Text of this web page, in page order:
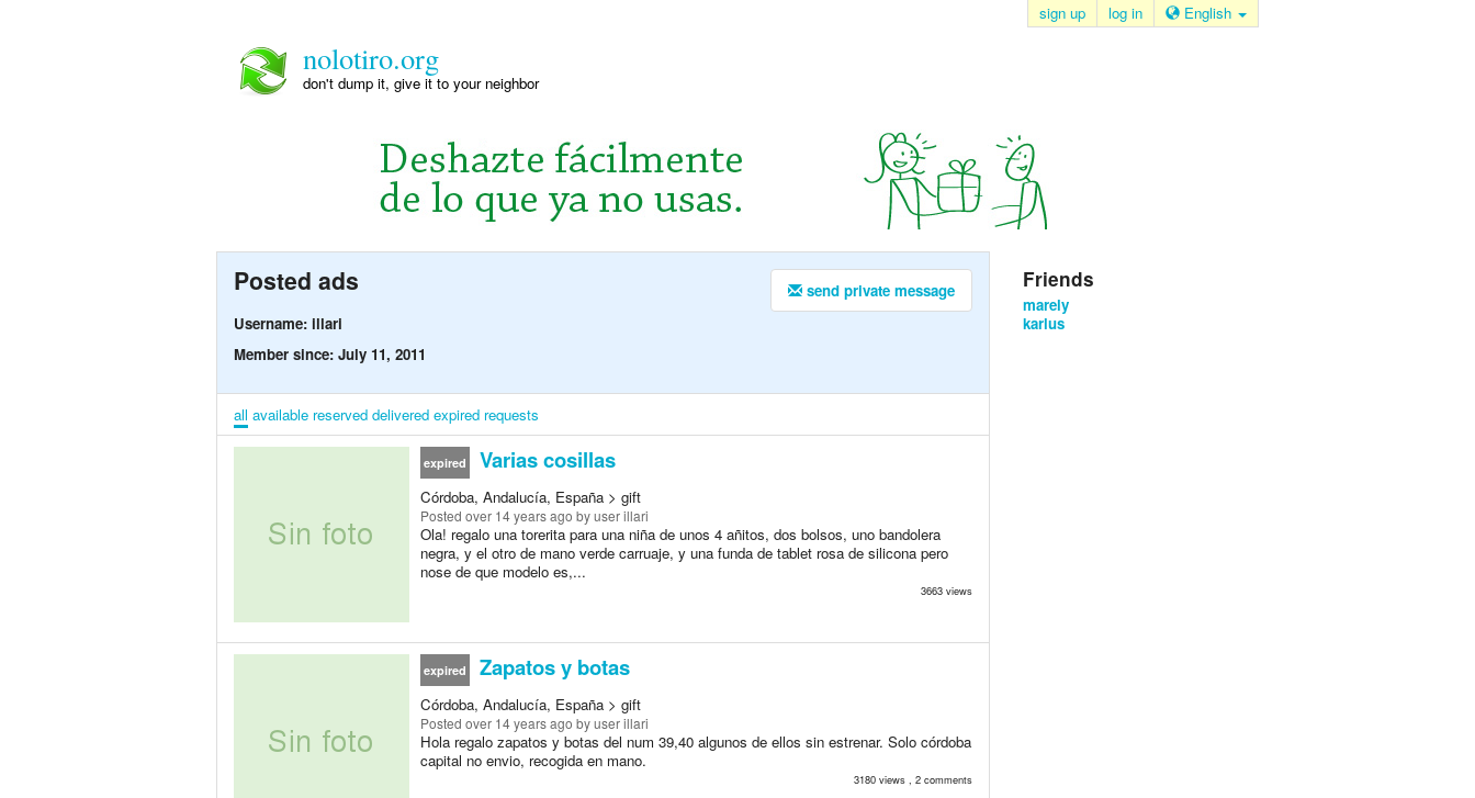
sign up log in English
nolotiro.org
don't dump it, give it to your neighbor
send private message
Posted ads
Username: illari
Member since: July 11, 2011
all available reserved delivered expired requests
expired Varias cosillas
Córdoba, Andalucía, España > gift
Posted over 14 years ago by user illari
Ola! regalo una torerita para una niña de unos 4 añitos, dos bolsos, uno bandolera
negra, y el otro de mano verde carruaje, y una funda de tablet rosa de silicona pero
nose de que modelo es,...
3663 views
expired Zapatos y botas
Córdoba, Andalucía, España > gift
Posted over 14 years ago by user illari
Hola regalo zapatos y botas del num 39,40 algunos de ellos sin estrenar. Solo córdoba
capital no envio, recogida en mano.
3180 views , 2 comments
Friends
marely
karlus